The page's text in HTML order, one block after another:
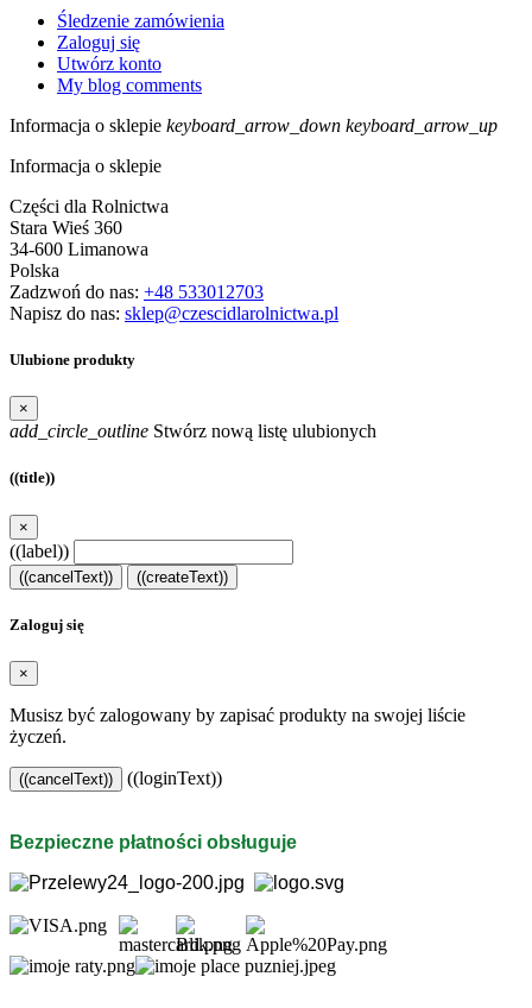
Śledzenie zamówienia
Zaloguj się
Utwórz konto
My blog comments
Informacja o sklepie keyboard_arrow_down keyboard_arrow_up
Informacja o sklepie
Części dla Rolnictwa
Stara Wieś 360
34-600 Limanowa
Polska
Zadzwoń do nas: +48 533012703
Napisz do nas: sklep@czescidlarolnictwa.pl
Ulubione produkty
×
add_circle_outline Stwórz nową listę ulubionych
((title))
×
((label))
((cancelText)) ((createText))
Zaloguj się
×
Musisz być zalogowany by zapisać produkty na swojej liście
życzeń.
((cancelText)) ((loginText))
Bezpieczne płatności obsługuje